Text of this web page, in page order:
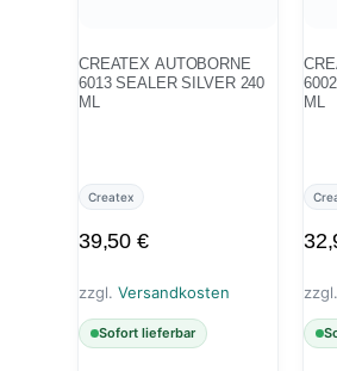
CREATEX AUTOBORNE
6013 SEALER SILVER 240
ML
Createx
39,50 €
zzgl. Versandkosten
Sofort lieferbar
ML
zzgl.